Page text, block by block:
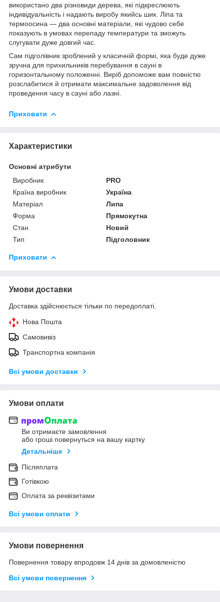
використано два різновиди дерева, які підкреслюють
індивідуальність і надають виробу якийсь шик. Ліпа та
термоосина — два основні матеріали, які чудово себе
показують в умовах перепаду температури та зможуть
слугувати дуже довгий час.
Сам підголівник зроблений у класичній формі, яка буде дуже
зручна для прихильників перебування в сауні в
горизонтальному положенні. Виріб допоможе вам повністю
розслабитися й отримати максимальне задоволення від
проведення часу в сауні або лазні.
Приховати
Характеристики
Основні атрибути
Виробник
PRO
Країна виробник
Україна
Матеріал
Липа
Форма
Прямокутна
Стан
Новий
Тип
Підголовник
Приховати
Умови доставки
Доставка здійснюється тільки по передоплаті.
Нова Пошта
Самовивіз
Транспортна компанія
Всі умови доставки
Умови оплати
Ви отримаєте замовлення
або гроші повернуться на вашу картку
Детальніше
Післяплата
Готівкою
Оплата за реквізитами
Всі умови оплати
Умови повернення
Повернення товару впродовж 14 днів за домовленістю
Всі умови повернення